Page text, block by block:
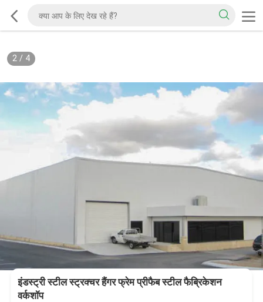
2/ 4
इंडस्ट्री स्टील स्ट्रक्चर हैंगर फ्रेम प्रीफैब स्टील फैब्रिकेशन
वर्कशॉप